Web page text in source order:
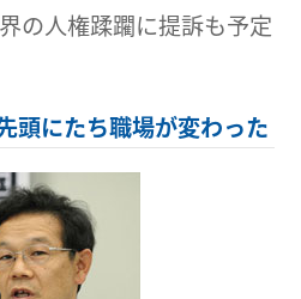
の人権蹂躙に提訴も予定
頭にたち職場が変わった